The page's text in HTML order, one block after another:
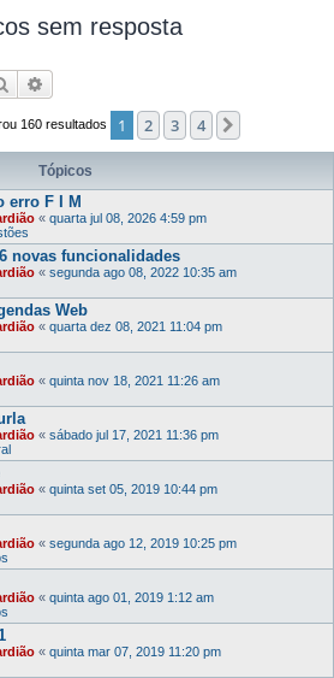
r
sem resposta
Pesquisar
160 resultados 1 2 3 4
Tópicos
erro F I M
« quarta jul 08, 2026 4:59 pm
novas funcionalidades
« segunda ago 08, 2022 10:35 am
Web
« quarta dez 08, 2021 11:04 pm
« quinta nov 18, 2021 11:26 am
« sábado jul 17, 2021 11:36 pm
« quinta set 05, 2019 10:44 pm
« segunda ago 12, 2019 10:25 pm
« quinta ago 01, 2019 1:12 am
« quinta mar 07, 2019 11:20 pm